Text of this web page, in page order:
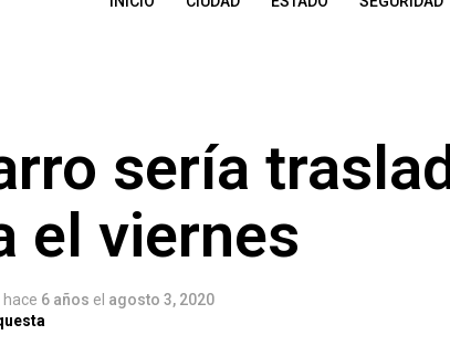
sería
el viernes
hace 6 años el agosto 3, 2020